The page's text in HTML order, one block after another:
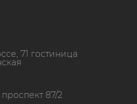
71 гостиница
87/2